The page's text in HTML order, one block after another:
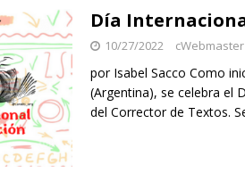
Día
10/27/2022 cWebmaster
por Isabel Sacco Como
(Argentina), se celebra el
del Corrector de Textos.